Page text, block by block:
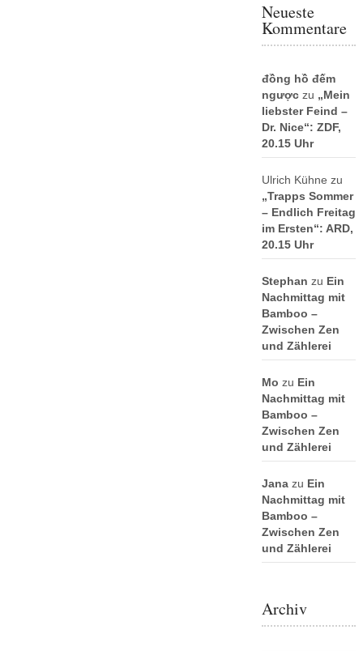
Neueste
Kommentare
đồng hồ đếm
ngượczu „Mein
liebster Feind –
Dr. Nice“: ZDF,
20.15 Uhr
Ulrich Kühne zu
„Trapps Sommer
– Endlich Freitag
im Ersten“: ARD,
20.15 Uhr
Stephan zu Ein
Nachmittag mit
Bamboo –
Zwischen Zen
und Zählerei
Mo zu Ein
Nachmittag mit
Bamboo –
Zwischen Zen
und Zählerei
Janazu Ein
Nachmittag mit
Bamboo –
Zwischen Zen
und Zählerei
Archiv